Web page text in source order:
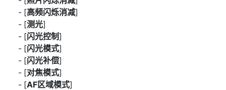
[高频闪烁消减]
[测光]
[闪光控制]
[闪光模式]
[闪光补偿]
[对焦模式]
[AF区域模式]